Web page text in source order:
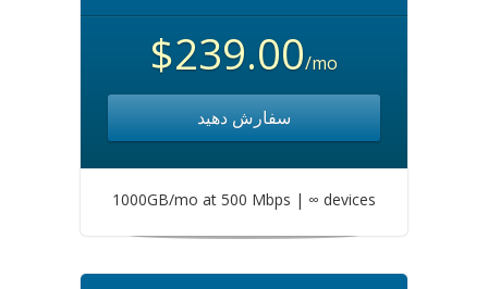
$239.00/mo
سفارش دهید
1000GB/mo at 500 Mbps | ∞ devices